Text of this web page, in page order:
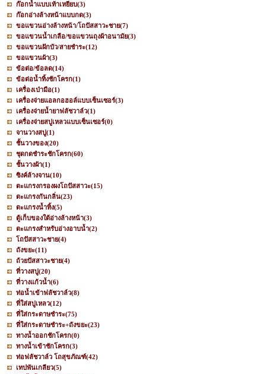
ก๊อกน้ำแบบเท้าเหยียบ(3)
ก๊อกอ่างล้างหน้าแบบกด(3)
ขอแขวนอ่างล้างหน้า/โถปัสสาวะชาย(7)
ขอแขวนน้ำเกลือ/ขอแขวนถุงผ้าอนามัย(3)
ขอแขวนฝักบัว/สายชำระ(12)
ขอแขวนผ้า(3)
ข้อต่อ/ข้อลด(14)
ข้อต่อน้ำทิ้งชักโครก(1)
เครื่องเป่ามือ(1)
เครื่องจ่ายแอลกอฮอล์แบบเซ็นเซอร์(3)
เครื่องจ่ายน้ำยาฟลัชวาล์ว(1)
เครื่องจ่ายสบู่เหลวแบบเซ็นเซอร์(0)
จานวางสบู่(1)
ชั้นวางของ(20)
ชุดกดชำระชักโครก(60)
ชั้นวางผ้า(1)
ซิงค์ล้างจาน(10)
ตะแกรงกรองผงโถปัสสาวะ(15)
ตะแกรงกันกลิ่น(23)
ตะแกรงน้ำทิ้ง(5)
ตู้เก็บของใต้อ่างล้างหน้า(3)
ตะแกรงสำหรับอ่างอาบน้ำ(2)
โถปัสสาวะชาย(4)
ถังขยะ(11)
ถ้วยปัสสาวะชาย(4)
ที่วางสบู่(20)
ที่วางแก้วน้ำ(6)
ท่อน้ำเข้าฟลัชวาล์ว(8)
ที่ใส่สบู่เหลว(12)
ที่ใส่กระดาษชำระ(75)
ที่ใส่กระดาษชำระ+ถังขยะ(23)
ทางน้ำออกชักโครก(0)
ทางน้ำเข้าชักโครก(3)
ท่อฟลัชวาล์ว โถสุขภัณฑ์(42)
เทปพันเกลียว(5)